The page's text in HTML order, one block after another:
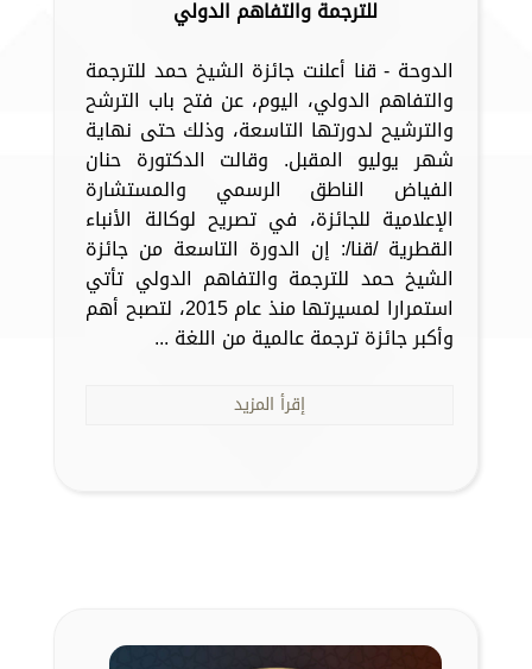
للترجمة والتفاهم الدولي
الدوحة - قنا أعلنت جائزة الشيخ حمد للترجمة
والتفاهم الدولي، اليوم، عن فتح باب الترشح
والترشيح لدورتها التاسعة، وذلك حتى نهاية
شهر يوليو المقبل. وقالت الدكتورة حنان
الفياض الناطق الرسمي والمستشارة
الإعلامية للجائزة، في تصريح لوكالة الأنباء
القطرية /قنا/: إن الدورة التاسعة من جائزة
الشيخ حمد للترجمة والتفاهم الدولي تأتي
استمرارا لمسيرتها منذ عام 2015، لتصبح أهم
وأكبر جائزة ترجمة عالمية من اللغة ...
إقرأ المزيد